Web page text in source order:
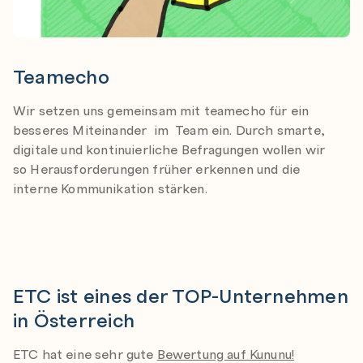
Teamecho
Wir setzen uns gemeinsam mit teamecho für ein
besseres Miteinander im Team ein. Durch smarte,
digitale und kontinuierliche Befragungen wollen wir
so Herausforderungen früher erkennen und die
interne Kommunikation stärken.
ETC ist eines der TOP-Unternehmen
in Österreich
ETC hat eine sehr gute Bewertung auf Kununu!